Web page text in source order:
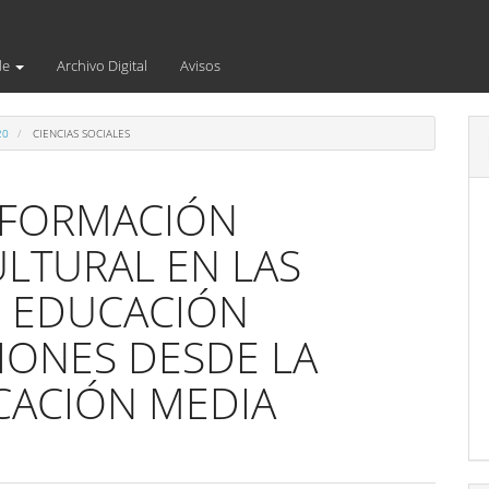
Archivo Digital Avisos
CIENCIAS SOCIALES
EN LAS
DESDE LA
MEDIA